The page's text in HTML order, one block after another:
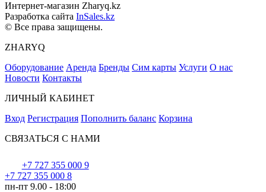
Интернет-магазин Zharyq.kz
Разработка сайта InSales.kz
© Все права защищены.
ZHARYQ
Оборудование Аренда Бренды Сим карты Услуги О нас
Новости Контакты
ЛИЧНЫЙ КАБИНЕТ
Вход Регистрация Пополнить баланс Корзина
СВЯЗАТЬСЯ С НАМИ
+7 727 355 000 9
+7 727 355 000 8
пн-пт 9.00 - 18:00